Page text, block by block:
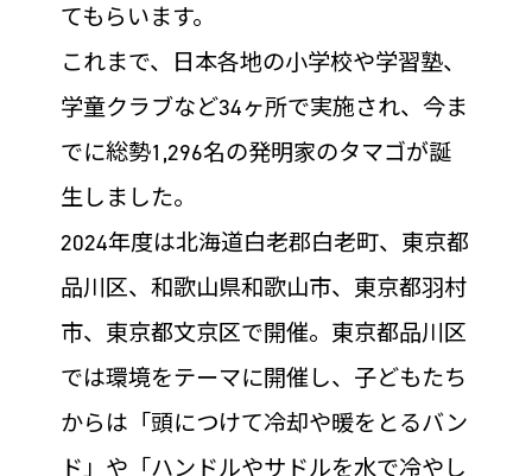
てもらいます。
これまで、日本各地の小学校や学習塾、
学童クラブなど34ヶ所で実施され、今ま
でに総勢1,296名の発明家のタマゴが誕
生しました。
2024年度は北海道白老郡白老町、東京都
品川区、和歌山県和歌山市、東京都羽村
市、東京都文京区で開催。東京都品川区
では環境をテーマに開催し、子どもたち
からは「頭につけて冷却や暖をとるバン
ド」や「ハンドルやサドルを水で冷やし